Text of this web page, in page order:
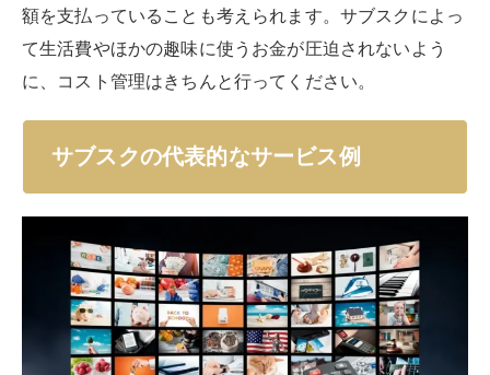
世界中の音楽を聴けるサブスクサービスです。登場前ま
では、CDを購入・レンタルして聴いたり手持ちの音楽
再生機器にインポートしたりしていました。
しかし、音楽配信サブスクサービスが現れたことによ
ティストの楽曲を聴ける
ようになっています。
一方、CD売上の低下につながり、デジタル配信のみに
舵を切るアーティストが急増している大きな要因にもな
っています。